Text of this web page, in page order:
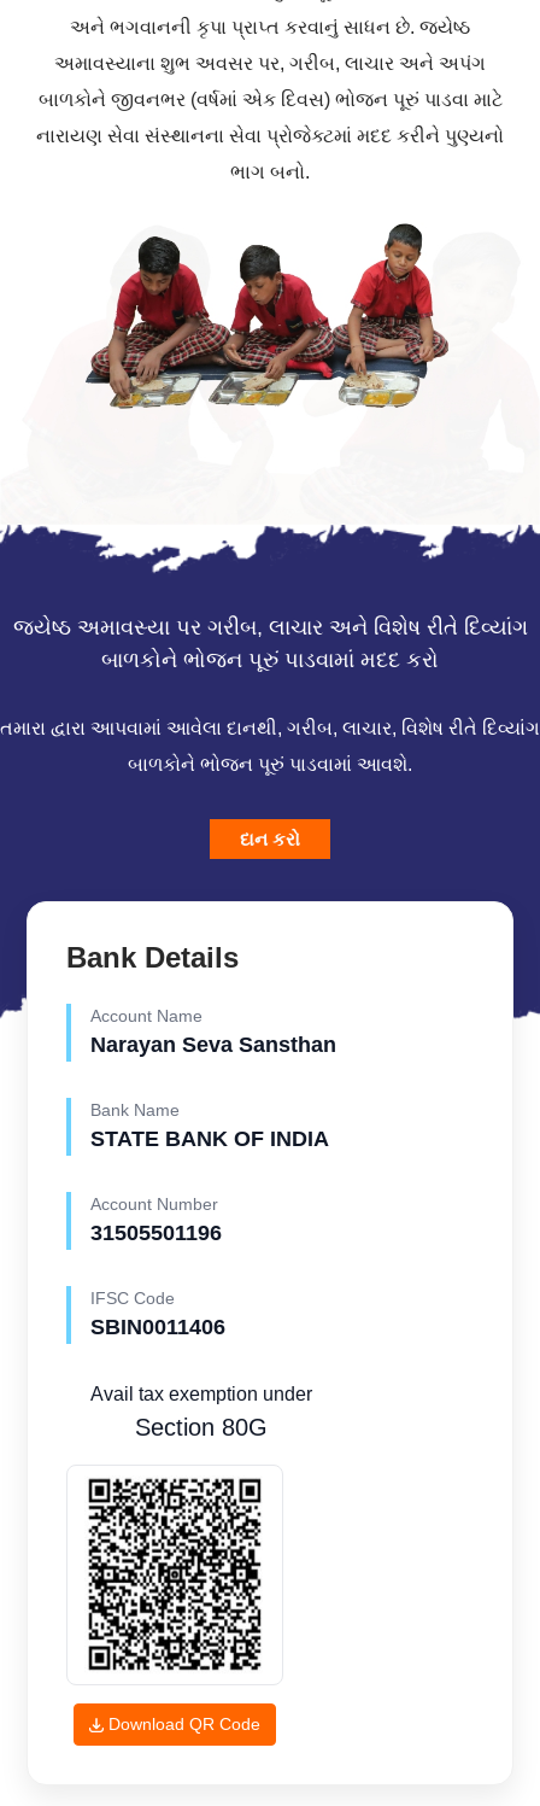
અને ભગવાનની કૃપા પ્રાપ્ત કરવાનું સાધન છે. જ્યેષ્ઠ
અમાવસ્યાના શુભ અવસર પર, ગરીબ, લાચાર અને અપંગ
બાળકોને જીવનભર (વર્ષમાં એક દિવસ) ભોજન પૂરું પાડવા માટે
નારાયણ સેવા સંસ્થાનના સેવા પ્રોજેક્ટમાં મદદ કરીને પુણ્યનો
ભાગ બનો.
જ્યેષ્ઠ અમાવસ્યા પર ગરીબ, લાચાર અને વિશેષ રીતે દિવ્યાંગ
બાળકોને ભોજન પૂરું પાડવામાં મદદ કરો
તમારા દ્વારા આપવામાં આવેલા દાનથી, ગરીબ, લાચાર, વિશેષ રીતે દિવ્યાંગ
બાળકોને ભોજન પૂરું પાડવામાં આવશે.
દાન કરો
Bank Details
Account Name
Narayan Seva Sansthan
Bank Name
STATE BANK OF INDIA
Account Number
31505501196
IFSC Code
SBIN0011406
Avail tax exemption under
Section 80G
Download QR Code